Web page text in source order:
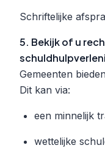
Schriftelijke
5. Bekijk of u
Gemeenten
Dit kan via:
een minnelijk
wettelijke